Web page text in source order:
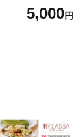
5,000円